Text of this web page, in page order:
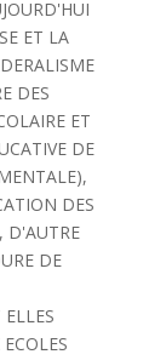
ET LA
DES
ET
DE
DES
D'AUTRE
DE